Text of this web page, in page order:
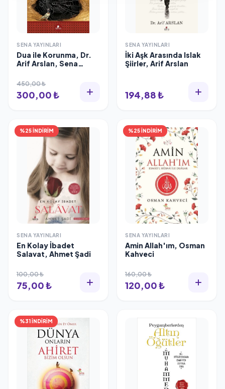
SENA YAYINLARI
Dua ile Korunma, Dr.
Arif Arslan, Sena
450,00 ₺
300,00 ₺
SENA YAYINLARI
İki Aşk Arasında Islak
Şiirler, Arif Arslan
194,88 ₺
%25 İNDİRİM
SENA YAYINLARI
En Kolay İbadet
Salavat, Ahmet Şadi
100,00 ₺
75,00 ₺
%25 İNDİRİM
SENA YAYINLARI
Amin Allah'ım, Osman
Kahveci
160,00 ₺
120,00 ₺
%31 İNDİRİM